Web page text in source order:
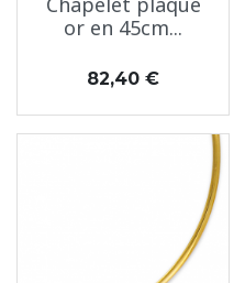
or en 45cm...
Prix
82,40 €